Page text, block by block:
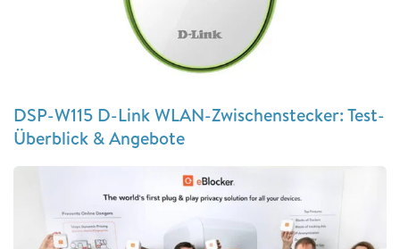
DSP-W115 D-Link WLAN-Zwischenstecker: Test-
Überblick & Angebote